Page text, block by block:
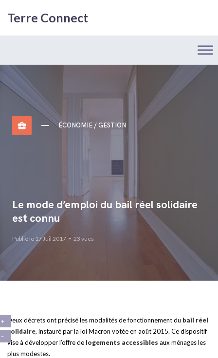
Terre Connect
business_center ÉCONOMIE / GESTION
Le mode d’emploi du bail réel solidaire
est connu
Publié le 17 Juil 2017 23 vues
Deux décrets ont précisé les modalités de fonctionnement du bail réel
solidaire, instauré par la loi Macron votée en août 2015. Ce dispositif
vise à développer l’offre de logements accessibles aux ménages les
plus modestes.